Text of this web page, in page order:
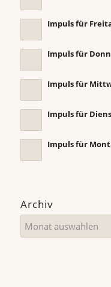
Impuls für
Impuls für
Impuls für
Impuls für
Impuls für
Archiv